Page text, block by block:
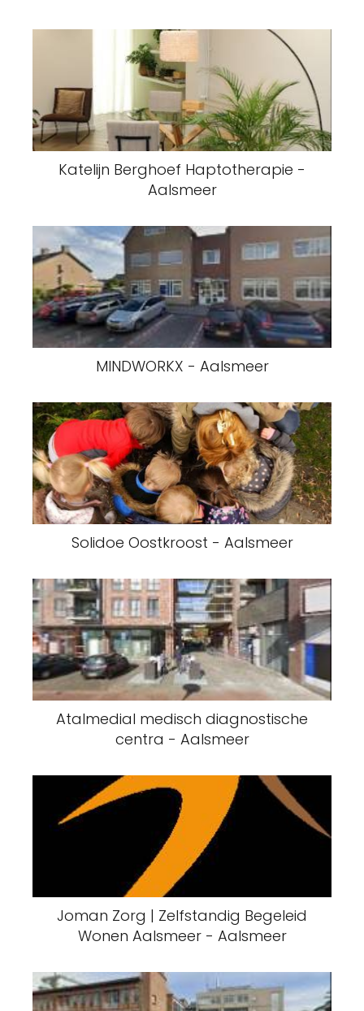
Katelijn Berghoef Haptotherapie -
Aalsmeer
MINDWORKX - Aalsmeer
Solidoe Oostkroost - Aalsmeer
Atalmedial medisch diagnostische
centra - Aalsmeer
Joman Zorg | Zelfstandig Begeleid
Wonen Aalsmeer - Aalsmeer